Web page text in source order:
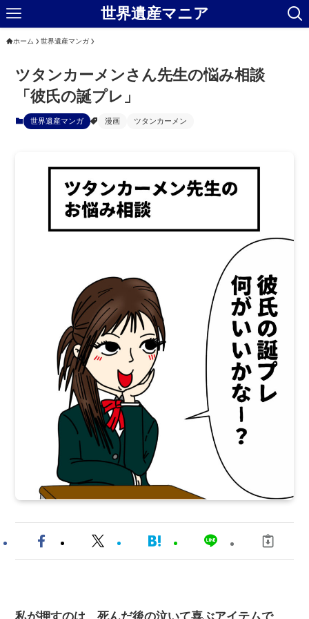
世界遺産マニア
ホーム 世界遺産マンガ
ツタンカーメンさん先生の悩み相談
「彼氏の誕プレ」
世界遺産マンガ 漫画 ツタンカーメン